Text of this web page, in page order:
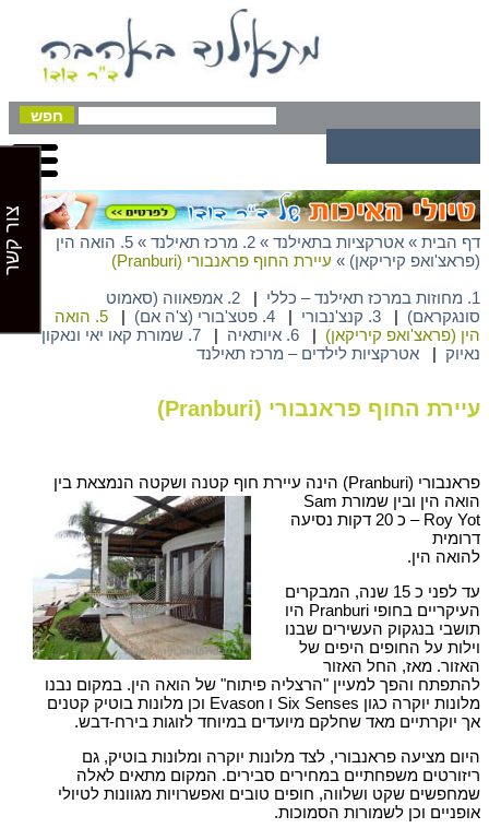
דף הבית » אטרקציות בתאילנד » 2. מרכז תאילנד »
5. הואה הין
(פראצ'ואפ קיריקאן) » עיירת החוף פראנבורי (Pranburi)
1. מחוזות במרכז תאילנד – כללי
|
2. אמפאווה (סאמוט
סונגקראם) | 3. קנצ'נבורי | 4. פטצ'בורי (צ'ה אם) |
5. הואה
הין (פראצ'ואפ קיריקאן) | 6. איותאיה |
7. שמורת קאו יאי ונאקון
נאיוק | אטרקציות לילדים – מרכז תאילנד
עיירת החוף פראנבורי (Pranburi)
פראנבורי (Pranburi) הינה עיירת חוף קטנה ושקטה הנמצאת בין
הואה הין ובין שמורת Sam
Roy Yot – כ 20 דקות נסיעה
דרומית
להואה הין.
עד לפני כ 15 שנה, המבקרים
העיקריים בחופי Pranburi היו
תושבי בנגקוק העשירים שבנו
וילות על החופים היפים של
האזור. מאז, החל האזור
להתפתח והפך למעיין "הרצליה פיתוח" של הואה הין. במקום נבנו
מלונות יוקרה כגון Six Senses ו Evason וכן מלונות בוטיק קטנים
אך יוקרתיים מאד שחלקם מיועדים במיוחד לזוגות בירח-דבש.
היום מציעה פראנבורי, לצד מלונות יוקרה ומלונות בוטיק, גם
ריזורטים משפחתיים במחירים סבירים. המקום מתאים לאלה
שמחפשים שקט ושלווה, חופים טובים ואפשרויות מגוונות לטיולי
אופניים וכן לשמורות הסמוכות.
צור קשר